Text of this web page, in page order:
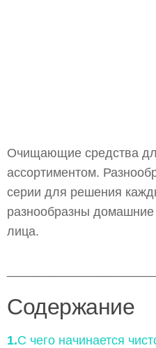
Очищающие средства
ассортиментом.
серии для решения
разнообразны
лица.
Содержание
1.С чего начинается